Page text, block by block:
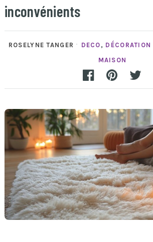
inconvénients
ROSELYNE TANGER DECO ,
MAISON